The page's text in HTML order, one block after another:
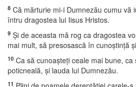
8 Că mărturie mi-i Dumnezău cumu vă
întru dragostea lui Iisus Hristos.
9 Şi de aceasta mă rog ca dragostea
mai mult, să presosască în cunoştinţă
10 Ca să cunoaşteţi ceale mai bune,
poticneală, şi lauda lui Dumnezău.
11